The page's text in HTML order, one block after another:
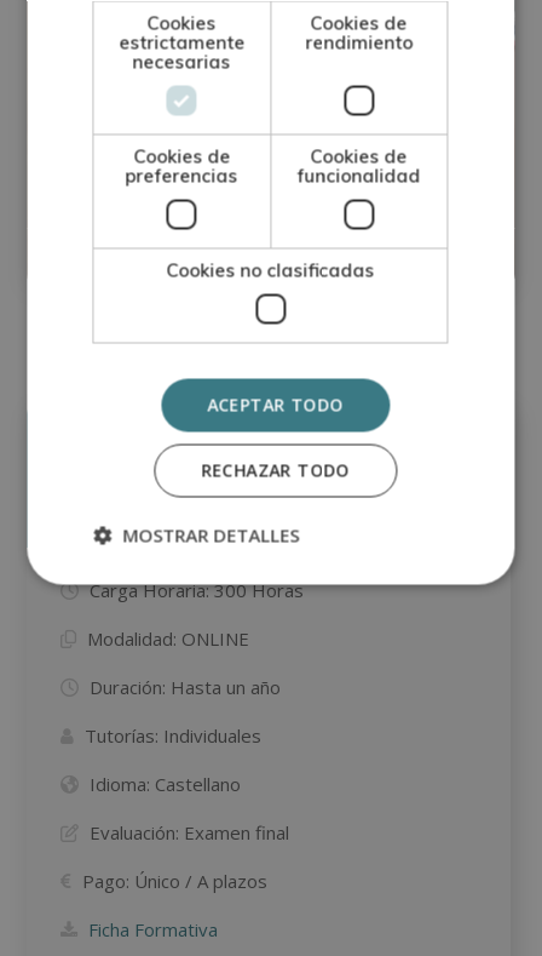
Monitor de Equinoterapia
Matricúlate: 395€
Precio:
Matricúlate:1.580€395€
Carga Horaria: 300 Horas
Modalidad: ONLINE
Duración: Hasta un año
Tutorías: Individuales
Idioma: Castellano
Evaluación: Examen final
Pago: Único / A plazos
Ficha Formativa
Cookies
estrictamente
necesarias
Cookies de
rendimiento
Cookies de
preferencias
Cookies de
funcionalidad
Cookies no clasificadas
ACEPTAR TODO
RECHAZAR TODO
MOSTRAR DETALLES